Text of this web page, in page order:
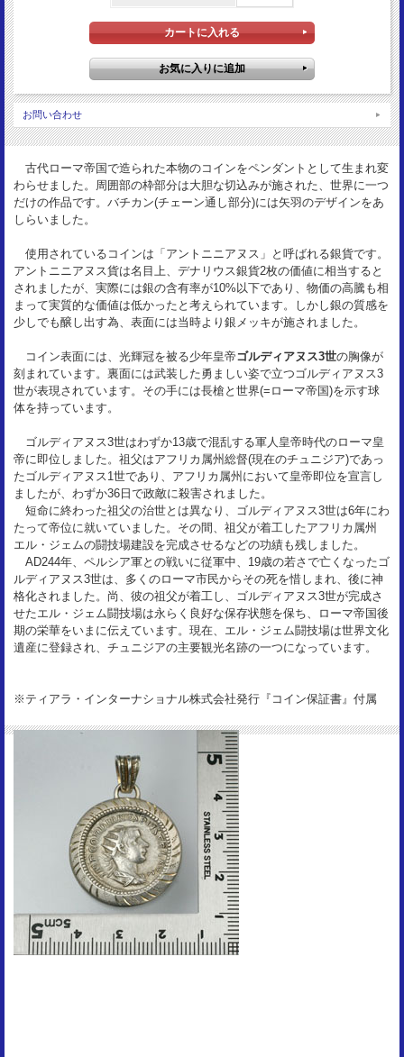
ゴルディアヌス3世
軍服の皇帝立像
27.3mm
重 量：
10.1g
枠素材：
Silver925
状 態：
EF- toned
お問い合わせ
古代ローマ帝国で造られた本物のコインをペンダントとして生まれ変
わらせました。周囲部の枠部分は大胆な切込みが施された、世界に一つ
だけの作品です。バチカン(チェーン通し部分)には矢羽のデザインをあ
しらいました。
使用されているコインは「アントニニアヌス」と呼ばれる銀貨です。
アントニニアヌス貨は名目上、デナリウス銀貨2枚の価値に相当すると
されましたが、実際には銀の含有率が10%以下であり、物価の高騰も相
まって実質的な価値は低かったと考えられています。しかし銀の質感を
少しでも醸し出す為、表面には当時より銀メッキが施されました。
コイン表面には、光輝冠を被る少年皇帝ゴルディアヌス3世の胸像が
刻まれています。裏面には武装した勇ましい姿で立つゴルディアヌス3
世が表現されています。その手には長槍と世界(=ローマ帝国)を示す球
体を持っています。
ゴルディアヌス3世はわずか13歳で混乱する軍人皇帝時代のローマ皇
帝に即位しました。祖父はアフリカ属州総督(現在のチュニジア)であっ
たゴルディアヌス1世であり、アフリカ属州において皇帝即位を宣言し
ましたが、わずか36日で政敵に殺害されました。
短命に終わった祖父の治世とは異なり、ゴルディアヌス3世は6年にわ
たって帝位に就いていました。その間、祖父が着工したアフリカ属州
エル・ジェムの闘技場建設を完成させるなどの功績も残しました。
AD244年、ペルシア軍との戦いに従軍中、19歳の若さで亡くなったゴ
ルディアヌス3世は、多くのローマ市民からその死を惜しまれ、後に神
格化されました。尚、彼の祖父が着工し、ゴルディアヌス3世が完成さ
せたエル・ジェム闘技場は永らく良好な保存状態を保ち、ローマ帝国後
期の栄華をいまに伝えています。現在、エル・ジェム闘技場は世界文化
遺産に登録され、チュニジアの主要観光名跡の一つになっています。
※ティアラ・インターナショナル株式会社発行『コイン保証書』付属